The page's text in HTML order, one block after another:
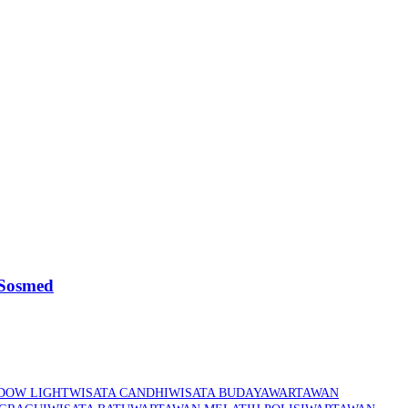
LIGHTWISATA CANDHIWISATA BUDAYAWARTAWAN